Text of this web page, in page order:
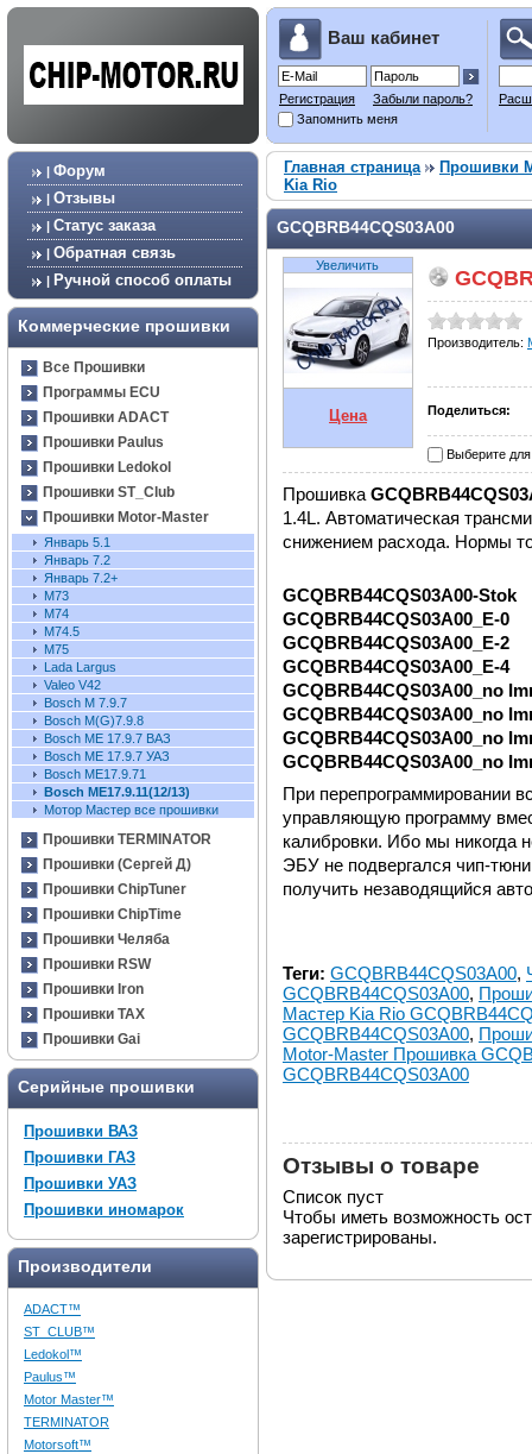
Ваш кабинет
Регистрация
Забыли пароль?
Запомнить меня
| Форум
| Отзывы
| Статус заказа
| Обратная связь
| Ручной способ оплаты
Коммерческие прошивки
Все Прошивки
Программы ECU
Прошивки ADACT
Прошивки Paulus
Прошивки Ledokol
Прошивки ST_Club
Прошивки Motor-Master
Январь 5.1
Январь 7.2
Январь 7.2+
М73
М74
М74.5
М75
Lada Largus
Valeo V42
Bosch M 7.9.7
Bosch M(G)7.9.8
Bosch ME 17.9.7 ВАЗ
Bosch ME 17.9.7 УАЗ
Bosch ME17.9.71
Bosch ME17.9.11(12/13)
Мотор Мастер все прошивки
Прошивки TERMINATOR
Прошивки (Сергей Д)
Прошивки ChipTuner
Прошивки ChipTime
Прошивки Челяба
Прошивки RSW
Прошивки Iron
Прошивки TAX
Прошивки Gai
Серийные прошивки
Прошивки ВАЗ
Прошивки ГАЗ
Прошивки УАЗ
Прошивки иномарок
Производители
ADACT™
ST_CLUB™
Ledokol™
Paulus™
Motor Master™
TERMINATOR
Motorsoft™
Главная страница
Прошивки
Kia Rio
GCQBRB44CQS03A00
Увеличить
Цена
Производитель:
Поделиться:
Выберите
Прошивка
1.4L. Автоматическая
снижением расхода. Нормы
GCQBRB44CQS03A00-Stok
GCQBRB44CQS03A00_Е-0
GCQBRB44CQS03A00_Е-2
GCQBRB44CQS03A00_Е-4
GCQBRB44CQS03A00_no
GCQBRB44CQS03A00_no
GCQBRB44CQS03A00_no
GCQBRB44CQS03A00_no
При перепрограммировании
управляющую программу
калибровки. Ибо мы никогда
ЭБУ не подвергался чип-
получить незаводящийся
Теги: GCQBRB44CQS03A00,
GCQBRB44CQS03A00,
Мастер Kia Rio
GCQBRB44CQS03A00,
Motor-Master Прошивка
GCQBRB44CQS03A00
Отзывы о товаре
Список пуст
Чтобы иметь возможность
зарегистрированы.